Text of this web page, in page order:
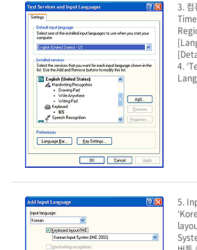
3. 컴
4.
5.